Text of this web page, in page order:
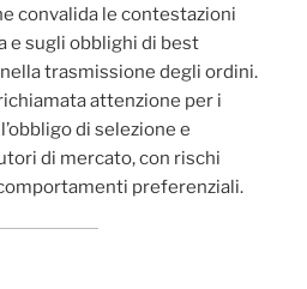
convalida le contestazioni
e sugli obblighi di best
trasmissione degli ordini.
attenzione per i
di selezione e
di mercato, con rischi
preferenziali.